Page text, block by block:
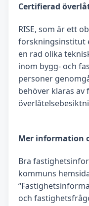
Certifierad
RISE, som är ett
forskningsinstitut
en rad olika
inom bygg- och
personer
behöver klaras
Mer information
Bra
kommuns
och